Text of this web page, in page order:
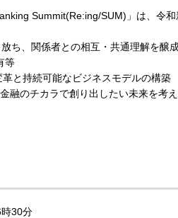
Summit(Re:ing/SUM)」は、令
ち、関係者との相互・共通理解を醸
等
と持続可能なビジネスモデルの構築
のチカラで創り出したい未来を考え
30分